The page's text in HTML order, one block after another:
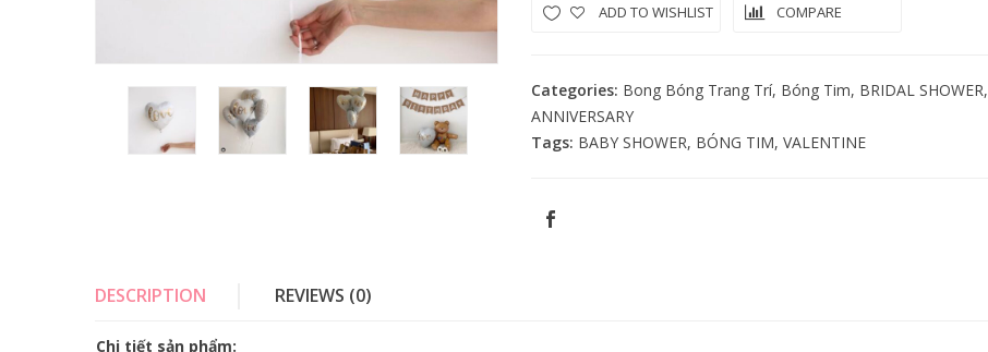
ADD TO WISHLIST COMPARE
Categories: Bong Bóng Trang Trí, Bóng Tim, BRIDAL SHOWER,
ANNIVERSARY
Tags: BABY SHOWER, BÓNG TIM, VALENTINE
DESCRIPTION REVIEWS (0)
Chi tiết sản phẩm: